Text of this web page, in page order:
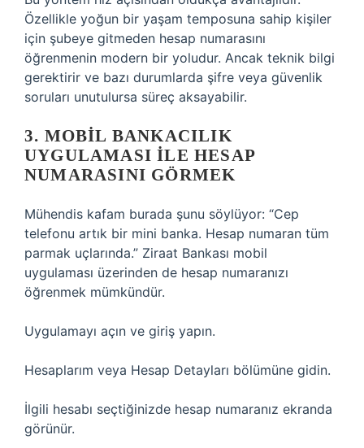
Özellikle yoğun bir yaşam temposuna sahip kişiler
için şubeye gitmeden hesap numarasını
öğrenmenin modern bir yoludur. Ancak teknik bilgi
gerektirir ve bazı durumlarda şifre veya güvenlik
soruları unutulursa süreç aksayabilir.
3. MOBIL BANKACILIK
UYGULAMASI ILE HESAP
NUMARASINI GÖRMEK
Mühendis kafam burada şunu söylüyor: “Cep
telefonu artık bir mini banka. Hesap numaran tüm
parmak uçlarında.” Ziraat Bankası mobil
uygulaması üzerinden de hesap numaranızı
öğrenmek mümkündür.
Uygulamayı açın ve giriş yapın.
Hesaplarım veya Hesap Detayları bölümüne gidin.
İlgili hesabı seçtiğinizde hesap numaranız ekranda
görünür.